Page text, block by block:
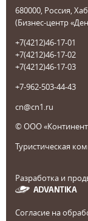
680000, Россия,
(Бизнес-центр
+7(4212)46-17-01
+7(4212)46-17-02
+7(4212)46-17-03
+7-962-503-44-43
cn@cn1.ru
© ООО
Туристическая
Разработка и
Согласие на